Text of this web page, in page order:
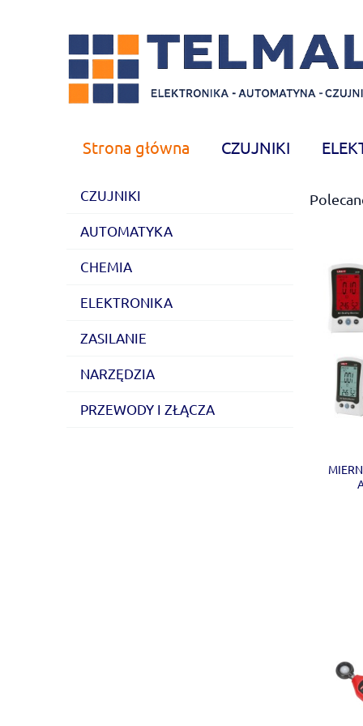
Strona główna CZUJNIKI
CHEMIA
CZUJNIKI
AUTOMATYKA
CHEMIA
ELEKTRONIKA
ZASILANIE
NARZĘDZIA
PRZEWODY I ZŁĄCZA